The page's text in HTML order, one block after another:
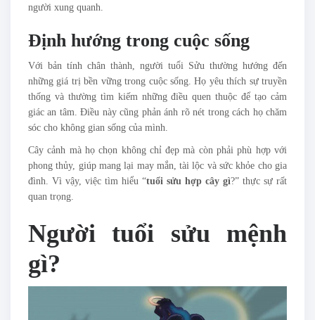
người xung quanh.
Định hướng trong cuộc sống
Với bản tính chân thành, người tuổi Sửu thường hướng đến
những giá trị bền vững trong cuộc sống. Họ yêu thích sự truyền
thống và thường tìm kiếm những điều quen thuộc để tạo cảm
giác an tâm. Điều này cũng phản ánh rõ nét trong cách họ chăm
sóc cho không gian sống của mình.
Cây cảnh mà họ chọn không chỉ đẹp mà còn phải phù hợp với
phong thủy, giúp mang lại may mắn, tài lộc và sức khỏe cho gia
đình. Vì vậy, việc tìm hiểu “tuổi sửu hợp cây gì?” thực sự rất
quan trọng.
Người tuổi sửu mệnh
gì?